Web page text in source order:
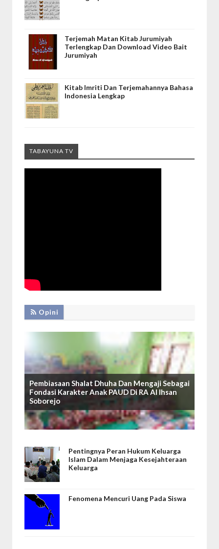
Terjemah Matan Kitab Jurumiyah
Terlengkap Dan Download Video Bait
Jurumiyah
Kitab Imriti Dan Terjemahannya Bahasa
Indonesia Lengkap
TABAYUNA TV
Opini
Pembiasaan Shalat Dhuha Dan Mengaji Sebagai
Fondasi Karakter Anak PAUD Di RA Al Ihsan
Soborejo
Pentingnya Peran Hukum Keluarga
Islam Dalam Menjaga Kesejahteraan
Keluarga
Fenomena Mencuri Uang Pada Siswa